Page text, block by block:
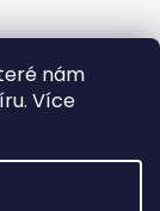
nám
Více